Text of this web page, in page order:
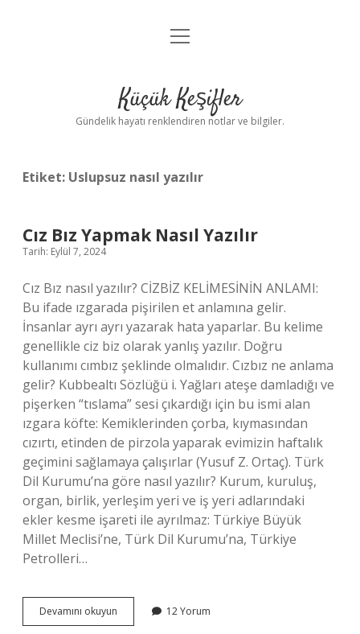
Anasayfa
Yasal Uyarı
menüyü
Küçük Keşifler
Gündelik hayatı renklendiren notlar ve bilgiler.
Etiket: Uslupsuz nasıl yazılır
Cız Bız Yapmak Nasıl Yazılır
Tarih: Eylül 7, 2024
Cız Bız nasıl yazılır? CİZBİZ KELİMESİNİN ANLAMI:
Bu ifade ızgarada pişirilen et anlamına gelir.
İnsanlar ayrı ayrı yazarak hata yaparlar. Bu kelime
genellikle ciz biz olarak yanlış yazılır. Doğru
kullanımı cımbız şeklinde olmalıdır. Cızbız ne anlama
gelir? Kubbealtı Sözlüğü i. Yağları ateşe damladığı ve
pişerken “tıslama” sesi çıkardığı için bu ismi alan
ızgara köfte: Kemiklerinden çorba, kıymasından
cızırtı, etinden de pirzola yaparak evimizin haftalık
geçimini sağlamaya çalışırlar (Yusuf Z. Ortaç). Türk
Dil Kurumu’na göre nasıl yazılır? Kurum, kuruluş,
organ, birlik, yerleşim yeri ve iş yeri adlarındaki
ekler kesme işareti ile ayrılmaz: Türkiye Büyük
Millet Meclisi’ne, Türk Dil Kurumu’na, Türkiye
Petrolleri…
Devamını okuyun
Bız
12 Yorum